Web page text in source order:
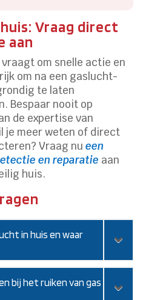
Vraag direct
aan
om snelle actie en
om na een gaslucht-
te laten
Bespaar nooit op
de expertise van
je meer weten of direct
Vraag nueen
en reparatie aan
huis.
in huis en waar
bij het ruiken van gas